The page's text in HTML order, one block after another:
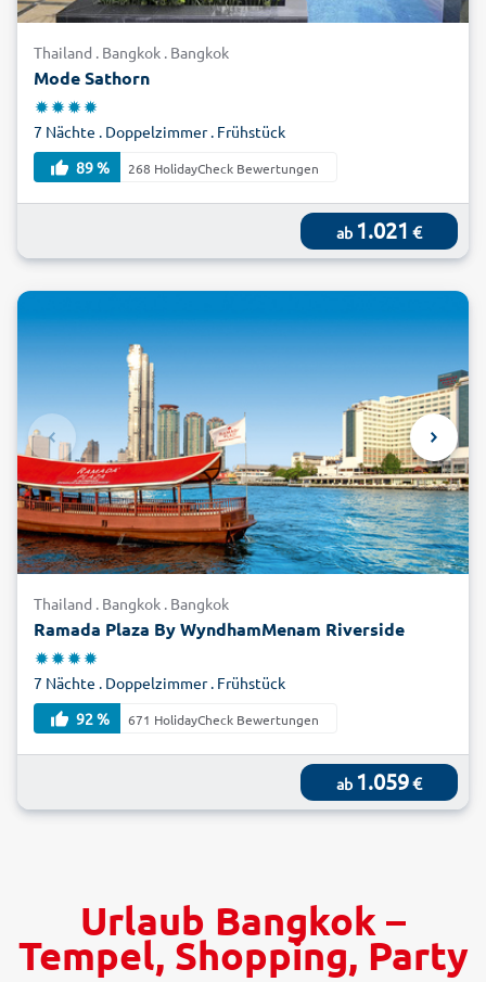
Thailand . Bangkok . Bangkok
Mode Sathorn
7 Nächte . Doppelzimmer . Frühstück
89 %
268 HolidayCheck Bewertungen
ab 1.021 €
Thailand . Bangkok . Bangkok
Ramada Plaza By WyndhamMenam Riverside
7 Nächte . Doppelzimmer . Frühstück
92 %
671 HolidayCheck Bewertungen
ab 1.059€
Urlaub Bangkok –
Tempel, Shopping, Party